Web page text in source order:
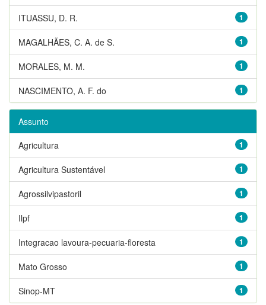
1
ITUASSU, D. R.
1
MAGALHÃES, C. A. de S.
1
MORALES, M. M.
1
NASCIMENTO, A. F. do
Assunto
1
Agricultura
1
Agricultura Sustentável
1
Agrossilvipastoril
1
Ilpf
1
Integracao lavoura-pecuaria-floresta
1
Mato Grosso
1
Sinop-MT